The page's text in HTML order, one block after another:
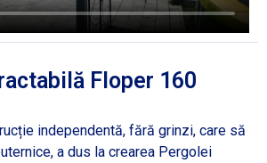
Floper 160
independentă, fără grinzi, care să
a dus la crearea Pergolei